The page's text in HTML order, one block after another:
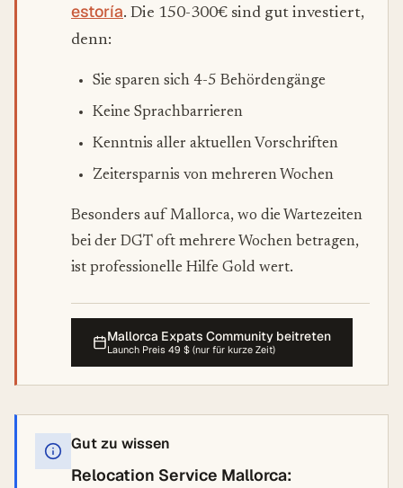
estoría. Die 150-300€ sind gut investiert,
denn:
Sie sparen sich 4-5 Behördengänge
Keine Sprachbarrieren
Kenntnis aller aktuellen Vorschriften
Zeitersparnis von mehreren Wochen
Besonders auf Mallorca, wo die Wartezeiten
bei der DGT oft mehrere Wochen betragen,
ist professionelle Hilfe Gold wert.
Mallorca Expats Community beitreten
Launch Preis 49 $ (nur für kurze Zeit)
Gut zu wissen
Relocation Service Mallorca: